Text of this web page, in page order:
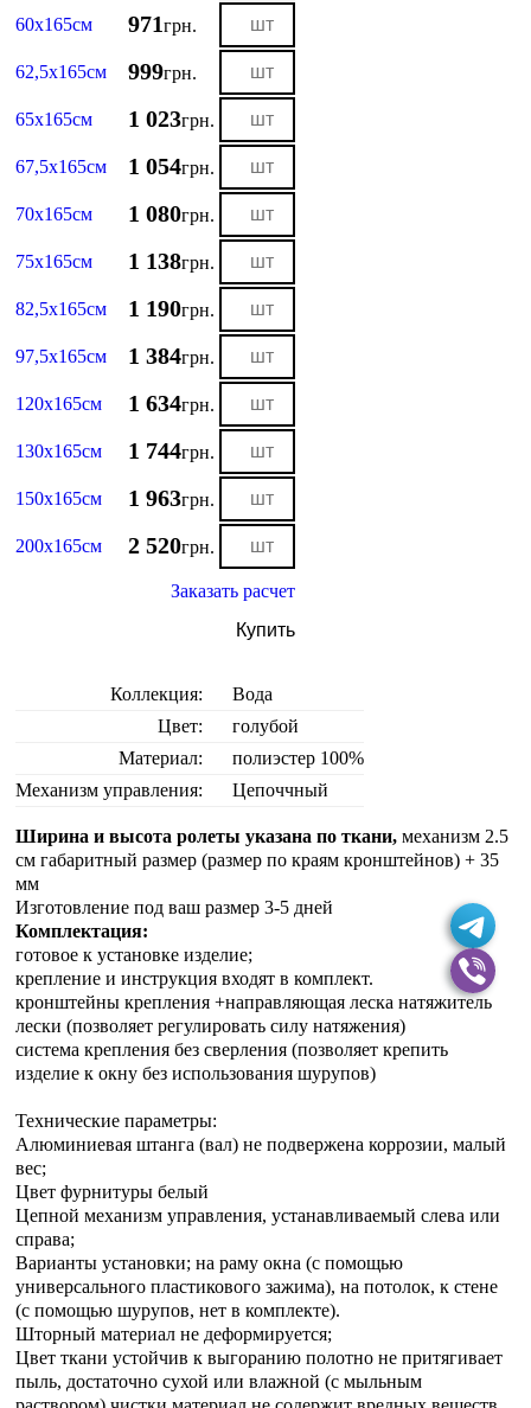
60х165см 971грн.
62,5х165см 999грн.
65х165см 1 023грн.
67,5х165см 1 054грн.
70х165см 1 080грн.
75х165см 1 138грн.
82,5х165см 1 190грн.
97,5х165см 1 384грн.
120х165см 1 634грн.
130х165см 1 744грн.
150х165см 1 963грн.
200х165см 2 520грн.
Заказать расчет
Купить
Коллекция:
Вода
Цвет:
голубой
Материал:
полиэстер 100%
Механизм управления:
Цепоччный
Ширина и высота ролеты указана по ткани,механизм 2.5
см габаритный размер (размер по краям кронштейнов) + 35
мм
Изготовление под ваш размер 3-5 дней
Комплектация:
готовое к установке изделие;
крепление и инструкция входят в комплект.
кронштейны крепления +направляющая леска натяжитель
лески (позволяет регулировать силу натяжения)
система крепления без сверления (позволяет крепить
изделие к окну без использования шурупов)
Технические параметры:
Алюминиевая штанга (вал) не подвержена коррозии, малый
вес;
Цвет фурнитуры белый
Цепной механизм управления, устанавливаемый слева или
справа;
Варианты установки; на раму окна (с помощью
универсального пластикового зажима), на потолок, к стене
(с помощью шурупов, нет в комплекте).
Шторный материал не деформируется;
Цвет ткани устойчив к выгоранию полотно не притягивает
пыль, достаточно сухой или влажной (с мыльным